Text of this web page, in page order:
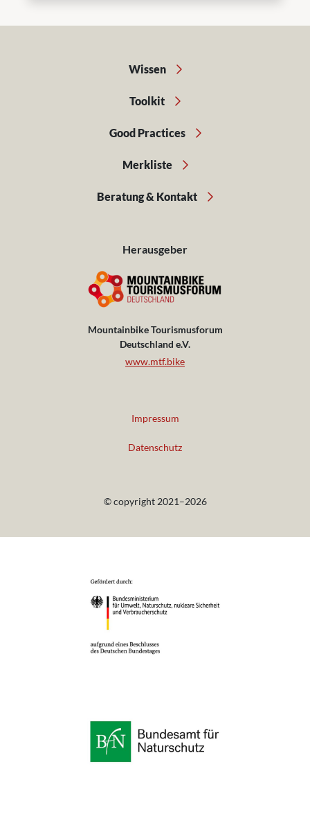
Wissen
Toolkit
Good Practices
Merkliste
Beratung & Kontakt
Herausgeber
Mountainbike Tourismusforum
Deutschland e.V.
www.mtf.bike
Impressum
Datenschutz
© copyright 2021–2026